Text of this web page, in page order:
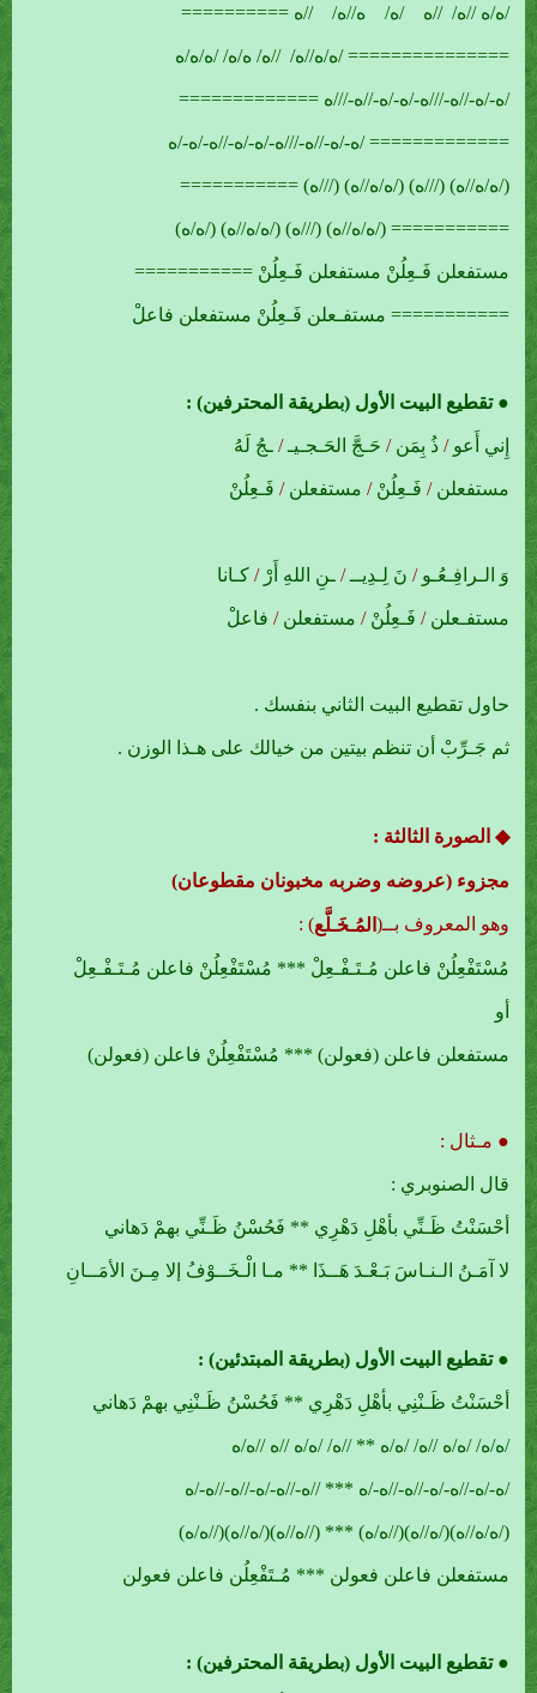
/ه/ه //ه/ //ه /ه/ ه//ه/ //ه ==========
=============== /ه/ه//ه/ //ه/ ه/ه/ /ه/ه/ه
/ه-/ه-//ه-///ه-/ه-/ه-//ه-///ه =============
============= /ه-/ه-//ه-///ه-/ه-/ه-//ه-/ه-/ه
(/ه/ه//ه) (///ه) (/ه/ه//ه) (///ه) ===========
=========== (/ه/ه//ه) (///ه) (/ه/ه//ه) (/ه/ه)
مستفعلن فَـعِلُنْ مستفعلن فَـعِلُنْ ===========
=========== مستفـعلن فَـعِلُنْ مستفعلن فاعلْ
● تقطيع البيت الأول (بطريقة المحترفين) :
إِني أَعو/ذُ بِمَن/حَـجَّ الحَـجـيـ/ـجُ لَهُ
مستفعلن/فَـعِلُنْ/مستفعلن/فَـعِلُنْ
وَ الـرافِـعُـو/نَ لِـدِيــ/ـنِ اللهِ أَرْ/كـانا
مستفـعلن/فَـعِلُنْ/مستفعلن/فاعلْ
حاول تقطيع البيت الثاني بنفسك .
ثم جَـرِّبْ أن تنظم بيتين من خيالك على هـذا الوزن .
◆ الصورة الثالثة :
مجزوء (عروضه وضربه مخبونان مقطوعان)
وهو المعروف بــ(المُـخَـلَّع) :
مُسْتَفْعِلُنْ فاعلن مُـتَـفْـعِلْ *** مُسْتَفْعِلُنْ فاعلن مُـتَـفْـعِلْ
أو
مستفعلن فاعلن (فعولن) *** مُسْتَفْعِلُنْ فاعلن (فعولن)
● مـثال :
قال الصنوبري :
أحْسَنْتُ ظَـنِّي بأهْلِ دَهْرِي ** فَحُسْنُ ظَـنِّي بهمْ دَهاني
لا آمَـنُ الـنـاسَ بَـعْـدَ هَــذَا ** مـا الْـخَــوْفُ إلا مِـنَ الأمَــانِ
● تقطيع البيت الأول (بطريقة المبتدئين) :
أحْسَنْتُ ظَـنْنِي بأهْلِ دَهْرِي ** فَحُسْنُ ظَـنْنِي بهمْ دَهاني
/ه/ه/ /ه/ه //ه/ /ه/ه ** //ه/ /ه/ه //ه //ه/ه
/ه-/ه-//ه-/ه-//ه-//ه-/ه *** //ه-//ه-/ه-//ه-//ه-/ه
(/ه/ه//ه)(/ه//ه)(//ه/ه) *** (//ه//ه)(/ه//ه)(//ه/ه)
مستفعلن فاعلن فعولن *** مُـتَفْعِلُن فاعلن فعولن
● تقطيع البيت الأول (بطريقة المحترفين) :